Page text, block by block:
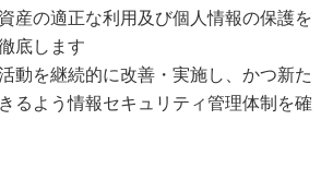
産の適正な利用及び個人情報の保護を
底します
動を継続的に改善・実施し、かつ新た
るよう情報セキュリティ管理体制を確